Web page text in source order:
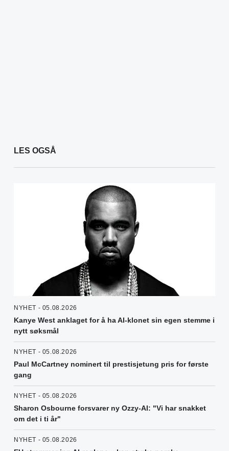
LES OGSÅ
NYHET - 05.08.2026
Kanye West anklaget for å ha AI-klonet sin egen stemme i
nytt søksmål
NYHET - 05.08.2026
Paul McCartney nominert til prestisjetung pris for første
gang
NYHET - 05.08.2026
Sharon Osbourne forsvarer ny Ozzy-AI: "Vi har snakket
om det i ti år"
NYHET - 05.08.2026